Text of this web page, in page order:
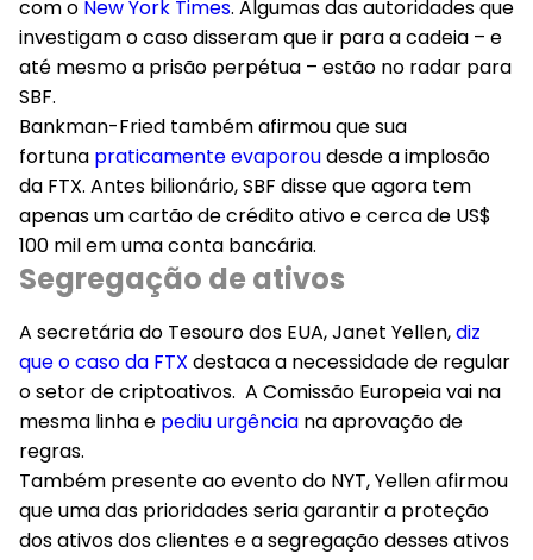
com o New York Times. Algumas das autoridades que
investigam o caso disseram que ir para a cadeia – e
até mesmo a prisão perpétua – estão no radar para
SBF.
Bankman-Fried também afirmou que sua
fortuna praticamente evaporoudesde a implosão
da FTX. Antes bilionário, SBF disse que agora tem
apenas um cartão de crédito ativo e cerca de US$
100 mil em uma conta bancária.
Segregação de ativos
A secretária do Tesouro dos EUA, Janet Yellen,diz
que o caso da FTX destaca a necessidade de regular
o setor de criptoativos. A Comissão Europeia vai na
mesma linha e pediu urgência na aprovação de
regras.
Também presente ao evento do NYT, Yellen afirmou
que uma das prioridades seria garantir a proteção
dos ativos dos clientes e a segregação desses ativos